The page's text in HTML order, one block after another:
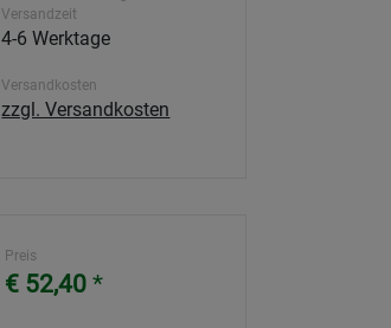
Versandzeit
4-6 Werktage
Versandkosten
zzgl. Versandkosten
Preis
€ 52,40 *